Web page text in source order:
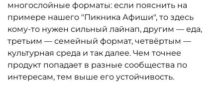
многослойные форматы: если пояснить на
примере нашего "Пикника Афиши", то здесь
кому-то нужен сильный лайнап, другим — еда,
третьим — семейный формат, четвёртым —
культурная среда и так далее. Чем точнее
продукт попадает в разные сообщества по
интересам, тем выше его устойчивость.